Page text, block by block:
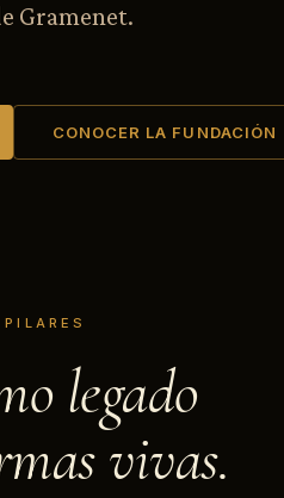
Gramenet.
CONOCER LA FUNDACIÓN
legado
vivas.